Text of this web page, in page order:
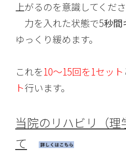
上がるのを意識してくださ
力を入れた状態で5秒間
ゆっくり緩めます。
これを10〜15回を1セット
ト行います。
当院のリハビリ（
て